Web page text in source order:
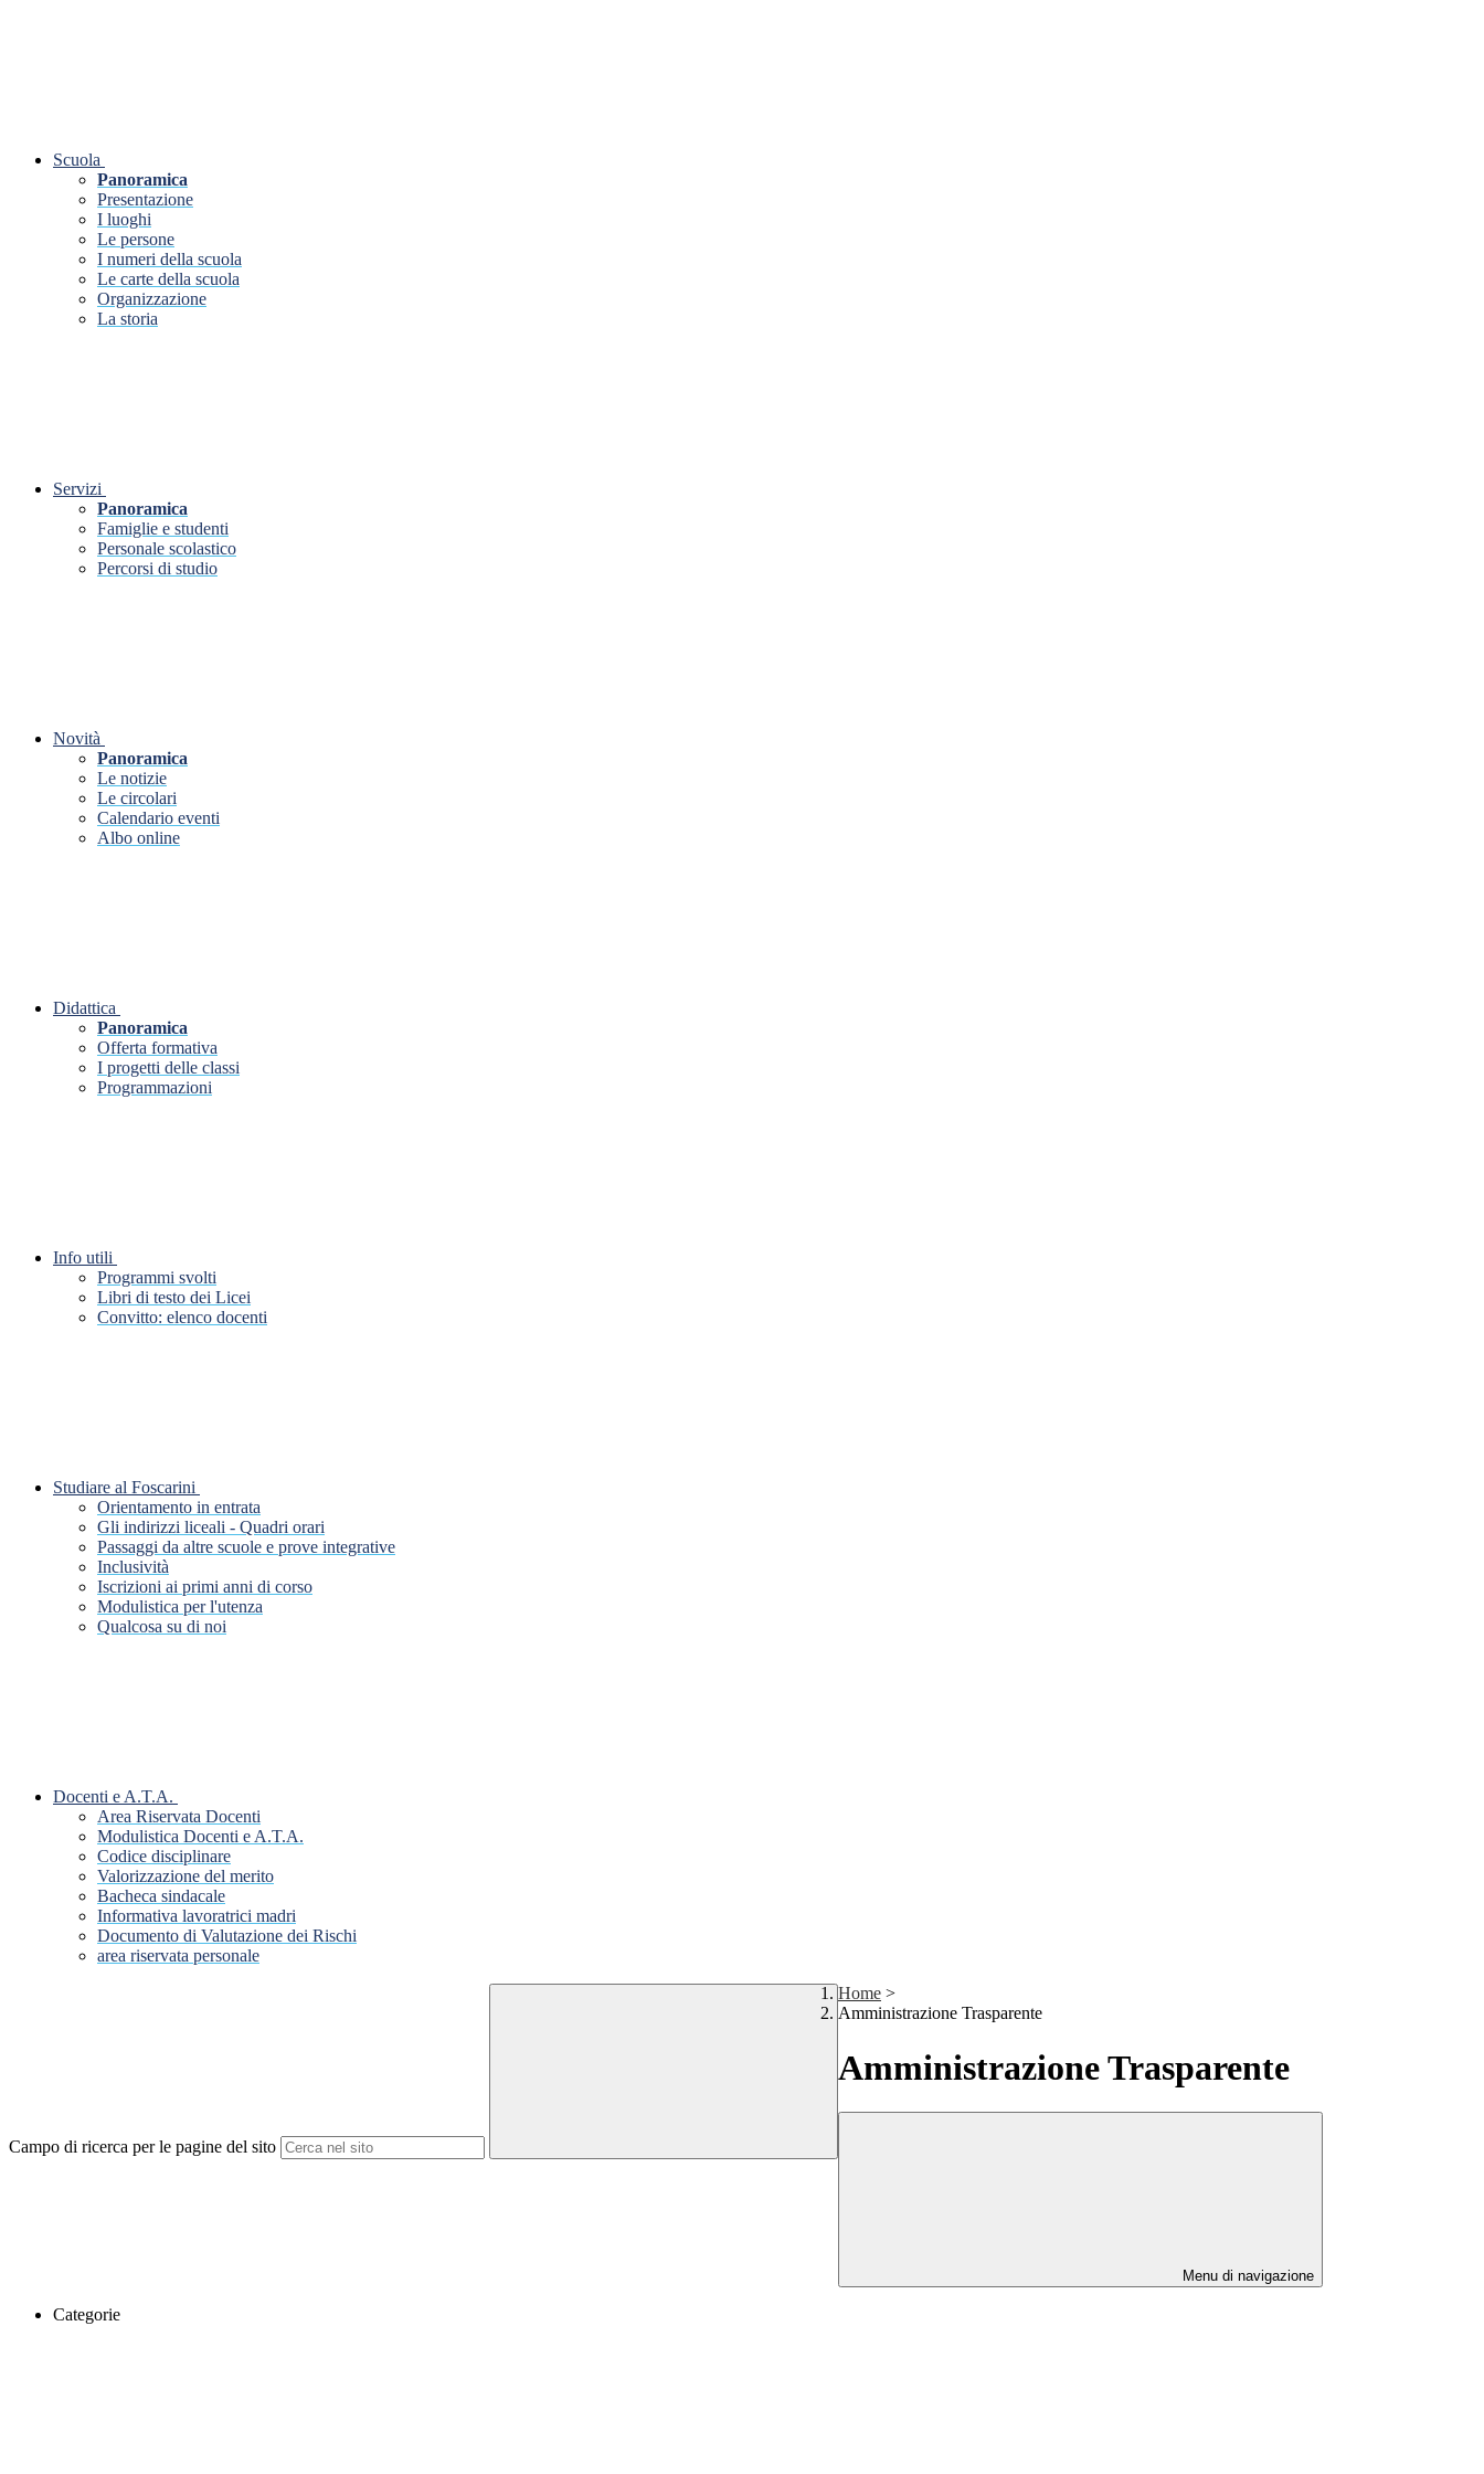
Scuola
Panoramica
Presentazione
I luoghi
Le persone
I numeri della scuola
Le carte della scuola
Organizzazione
La storia
Servizi
Panoramica
Famiglie e studenti
Personale scolastico
Percorsi di studio
Novità
Panoramica
Le notizie
Le circolari
Calendario eventi
Albo online
Didattica
Panoramica
Offerta formativa
I progetti delle classi
Programmazioni
Info utili
Programmi svolti
Libri di testo dei Licei
Convitto: elenco docenti
Studiare al Foscarini
Orientamento in entrata
Gli indirizzi liceali - Quadri orari
Passaggi da altre scuole e prove integrative
Inclusività
Iscrizioni ai primi anni di corso
Modulistica per l'utenza
Qualcosa su di noi
Docenti e A.T.A.
Area Riservata Docenti
Modulistica Docenti e A.T.A.
Codice disciplinare
Valorizzazione del merito
Bacheca sindacale
Informativa lavoratrici madri
Documento di Valutazione dei Rischi
area riservata personale
Campo di ricerca per le pagine del sito
Home >
Amministrazione Trasparente
Amministrazione Trasparente
Menu di navigazione
Categorie